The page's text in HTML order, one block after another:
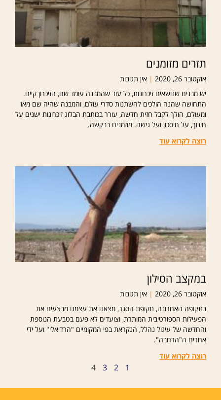
תזרים מזומנים
אוקטובר 26, 2020
אין תגובות
יש מבנים שנושאים זיכרונות, כל עוד שהמבנה עומד שם, הזיכרון קיים.
התחושה שהנה הולכים להשתנות סדרי עולם, והמבנה שהיה שם מאז
ומעולם, הולך לקבל חזית חדשה, עורר בכותבת הבלוג זיכרונות ישנים על
חינוך, על חיסכון ועל גישה. מוזמנים בבקשה.
רוצה לקרוא עוד
במקצב הסילון
אוקטובר 26, 2020
אין תגובות
בתקופה האחרונה, תקופת הסגר, מצאנו את עצמנו מבצעים את
הפעילות הספורטיבית המותרת, וצועדים לא פעם בטבעת הנוספת
והחדשה של עיגול נהלל, הנקראת בפי המקומיים "הרדיאלי" ועל ידי
אחרים ה"הרחבה".
רוצה לקרוא עוד
1
2
3
4